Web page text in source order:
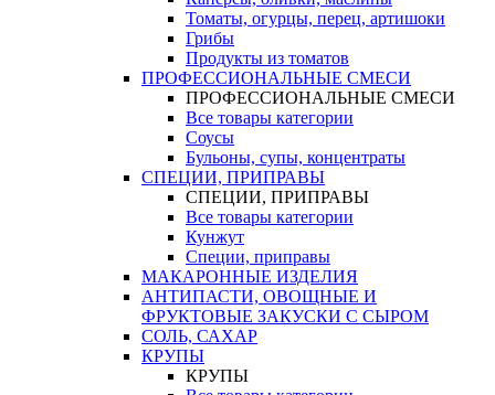
Томаты, огурцы, перец, артишоки
Грибы
Продукты из томатов
ПРОФЕССИОНАЛЬНЫЕ СМЕСИ
ПРОФЕССИОНАЛЬНЫЕ СМЕСИ
Все товары категории
Соусы
Бульоны, супы, концентраты
СПЕЦИИ, ПРИПРАВЫ
СПЕЦИИ, ПРИПРАВЫ
Все товары категории
Кунжут
Специи, приправы
МАКАРОННЫЕ ИЗДЕЛИЯ
АНТИПАСТИ, ОВОЩНЫЕ И
ФРУКТОВЫЕ ЗАКУСКИ С СЫРОМ
СОЛЬ, САХАР
КРУПЫ
КРУПЫ